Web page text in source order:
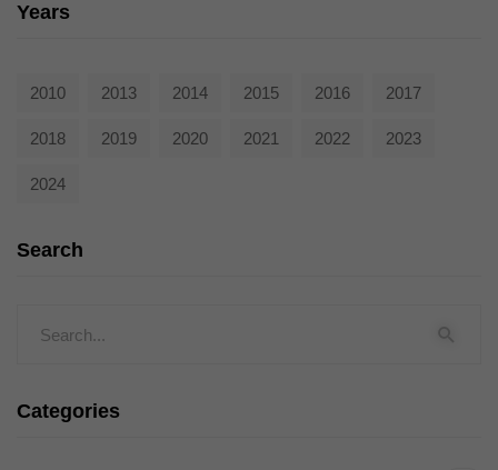
Years
2010 2013 2014 2015 2016 2017
2018 2019 2020 2021 2022 2023
2024
Search
Categories
powered by Borlabs Cookie